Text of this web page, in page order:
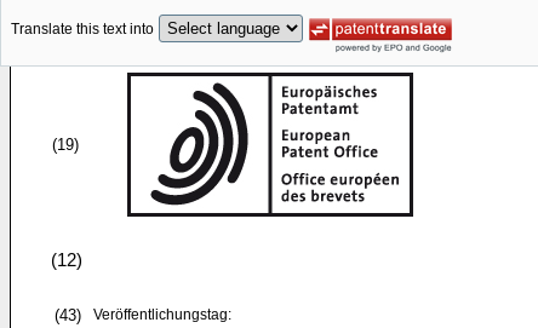
Translate this text into
(19)
(12)
(43)
Veröffentlichungstag: